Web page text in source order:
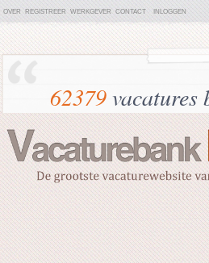
OVER REGISTREER WERKGEVER CONTACT INLOGGEN
62379vacatures